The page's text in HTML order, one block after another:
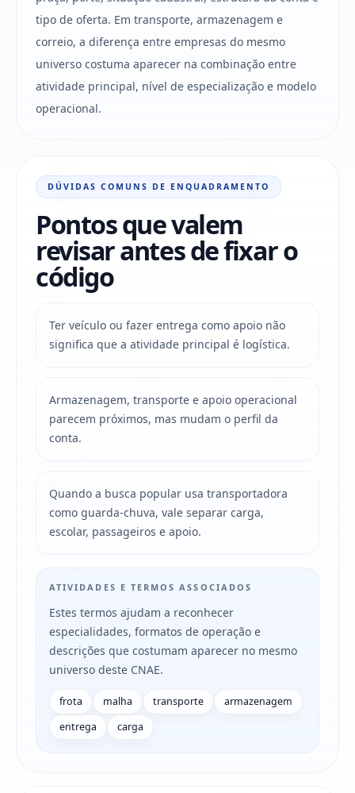
tipo de oferta. Em transporte, armazenagem e
correio, a diferença entre empresas do mesmo
universo costuma aparecer na combinação entre
atividade principal, nível de especialização e modelo
operacional.
DÚVIDAS COMUNS DE ENQUADRAMENTO
Pontos que valem
revisar antes de fixar o
código
Ter veículo ou fazer entrega como apoio não
significa que a atividade principal é logística.
Armazenagem, transporte e apoio operacional
parecem próximos, mas mudam o perfil da
conta.
Quando a busca popular usa transportadora
como guarda-chuva, vale separar carga,
escolar, passageiros e apoio.
ATIVIDADES E TERMOS ASSOCIADOS
Estes termos ajudam a reconhecer
especialidades, formatos de operação e
descrições que costumam aparecer no mesmo
universo deste CNAE.
frota malha transporte
armazenagem
entrega
carga